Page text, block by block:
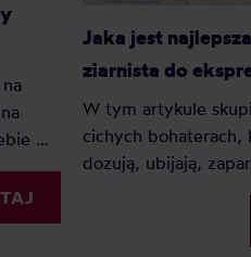
—
Jaka jest
ziarnista do
automatycznego?
W tym artykule
cichych bohaterach,
dozują, ubijają,
mleko bez naszego
sprawdźmy, jaka
ziarnista nada się